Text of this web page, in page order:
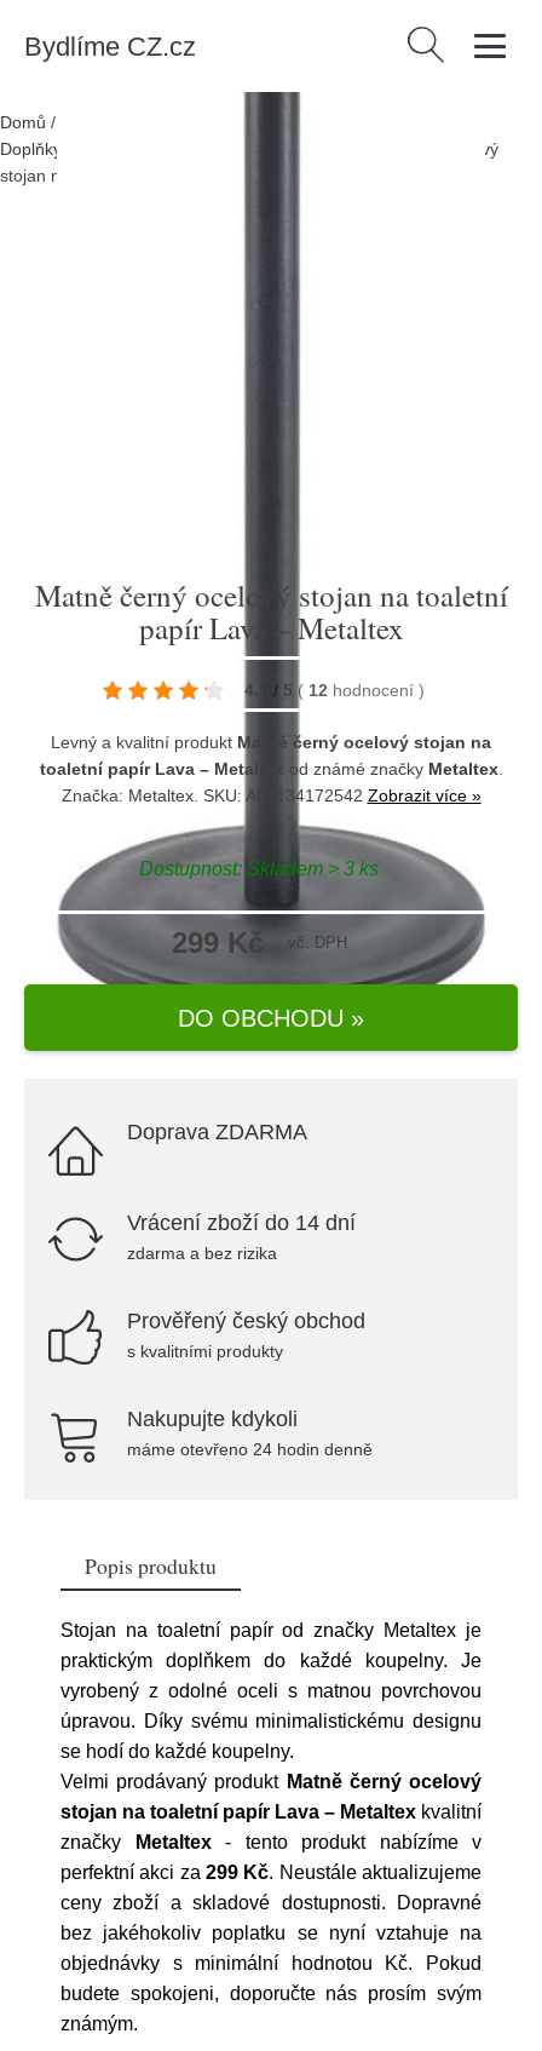
Bydlíme CZ.cz Vyhledávání
Domů /
Doplňky na WC > Stojany na toaletní papír
Matně černý ocelový
stojan na toaletní papír Lava – Metaltex
Matně černý ocelový stojan na toaletní
papír Lava – Metaltex
4.1 / 5 ( 12 hodnocení )
Levný a kvalitní produkt Matně černý ocelový stojan na
toaletní papír Lava – Metaltex od známé značky Metaltex.
Značka: Metaltex. SKU: AF1134172542 Zobrazit více »
Dostupnost: Skladem > 3 ks
299 Kč vč. DPH
DO OBCHODU »
Doprava ZDARMA
Vrácení zboží do 14 dní
zdarma a bez rizika
Prověřený český obchod
s kvalitními produkty
Nakupujte kdykoli
máme otevřeno 24 hodin denně
Popis produktu
Stojan na toaletní papír od značky Metaltex je
praktickým doplňkem do každé koupelny. Je
vyrobený z odolné oceli s matnou povrchovou
úpravou. Díky svému minimalistickému designu
se hodí do každé koupelny.
Velmi prodávaný produkt Matně černý ocelový
stojan na toaletní papír Lava – Metaltex kvalitní
značky
Metaltex- tento produkt nabízíme v
perfektní akci za 299 Kč. Neustále aktualizujeme
ceny zboží a skladové dostupnosti. Dopravné
bez jakéhokoliv poplatku se nyní vztahuje na
objednávky s minimální hodnotou Kč. Pokud
budete spokojeni, doporučte nás prosím svým
známým.